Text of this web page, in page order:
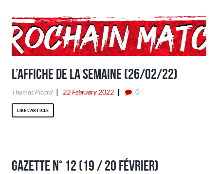
L’affiche de la semaine (26/02/22)
Thomas Picard 22 February 2022 0
LIRE L'ARTICLE
Gazette n° 12 (19 / 20 Février)